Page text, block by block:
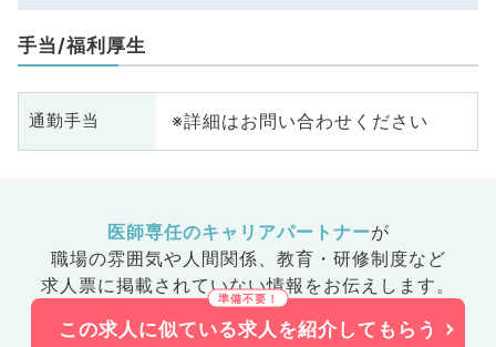
手当/福利厚生
通勤手当 ※詳細はお問い合わせください
医師専任のキャリアパートナーが
職場の雰囲気や人間関係、 教育・研修制度など
求人票に掲載されていない情報をお伝えします。
この求人に似ている求人を紹介してもらう